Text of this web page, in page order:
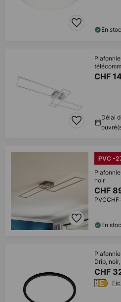
En
CHF
Délai
PVC -
noir
CHF
PVC
En
Drip,
CHF